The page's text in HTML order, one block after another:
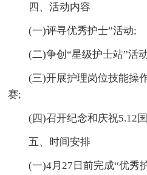
四、活动内容
(一)评寻优秀护士”活动;
(二)争创“星级护士站”活
(三)开展护理岗位技能操
赛;
(四)召开纪念和庆祝5.12
五、时间安排
(一)4月27日前完成“优秀